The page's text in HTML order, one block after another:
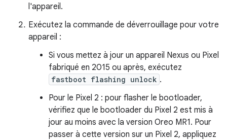
l'appareil.
Exécutez la commande de déverrouillage pour votre
appareil :
Si vous mettez à jour un appareil Nexus ou Pixel
fabriqué en 2015 ou après, exécutez
fastboot flashing unlock .
Pour le Pixel 2 : pour flasher le bootloader,
vérifiez que le bootloader du Pixel 2 est mis à
jour au moins avec la version Oreo MR1. Pour
passer à cette version sur un Pixel 2, appliquez